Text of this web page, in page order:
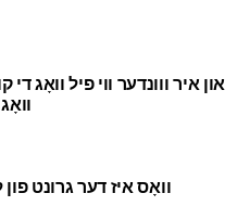
און איר ווונדער ווי פיל וואָג
וואָס איז דער גרונט פון